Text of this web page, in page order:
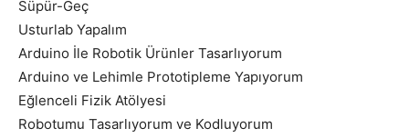
Süpür-Geç
Usturlab Yapalım
Arduino İle Robotik Ürünler Tasarlıyorum
Arduino ve Lehimle Prototipleme Yapıyorum
Eğlenceli Fizik Atölyesi
Robotumu Tasarlıyorum ve Kodluyorum